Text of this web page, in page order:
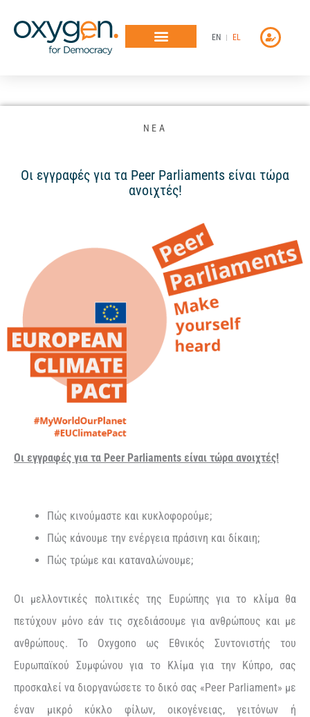
στο
περιεχόμενο
EN EL
ΝΕΑ
Οι εγγραφές για τα Peer Parliaments είναι τώρα
ανοιχτές!
Οι εγγραφές για τα Peer Parliaments είναι τώρα ανοιχτές!
Πώς κινούμαστε και κυκλοφορούμε;
Πώς κάνουμε την ενέργεια πράσινη και δίκαιη;
Πώς τρώμε και καταναλώνουμε;
Οι μελλοντικές πολιτικές της Ευρώπης για το κλίμα θα
πετύχουν μόνο εάν τις σχεδιάσουμε για ανθρώπους και με
ανθρώπους. Το Oxygono ως Εθνικός Συντονιστής του
Ευρωπαϊκού Συμφώνου για το Κλίμα για την Κύπρο, σας
προσκαλεί να διοργανώσετε το δικό σας «Peer Parliament» με
έναν μικρό κύκλο φίλων, οικογένειας, γειτόνων ή